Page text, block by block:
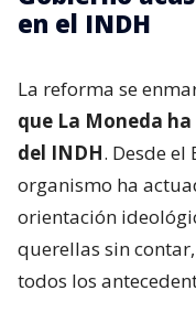
en el INDH
La reforma se
que La Moneda
del INDH. Desde
organismo ha
orientación
querellas sin
todos los